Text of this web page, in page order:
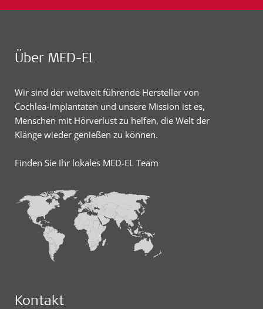
Über MED-EL
Wir sind der weltweit führende Hersteller von
Cochlea-Implantaten und unsere Mission ist es,
Menschen mit Hörverlust zu helfen, die Welt der
Klänge wieder genießen zu können.
Finden Sie Ihr lokales MED-EL Team
Kontakt